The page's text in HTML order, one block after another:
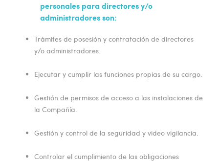
personales para directores y/o
administradores son:
Trámites de posesión y contratación de directores
y/o administradores.
Ejecutar y cumplir las funciones propias de su cargo.
Gestión de permisos de acceso a las instalaciones de
la Compañía.
Gestión y control de la seguridad y video vigilancia.
Controlar el cumplimiento de las obligaciones